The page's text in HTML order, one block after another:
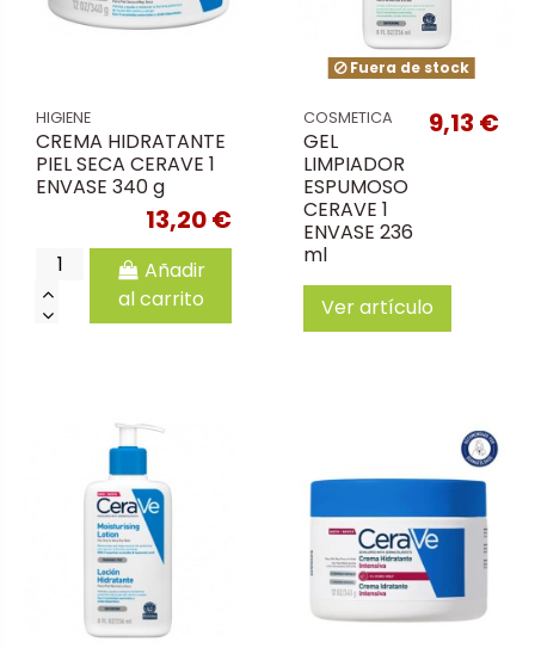
HIGIENE
CREMA HIDRATANTE
PIEL SECA CERAVE 1
ENVASE 340 g
13,20 €
Añadir
al carrito
Fuera de stock
COSMETICA
GEL
LIMPIADOR
ESPUMOSO
CERAVE 1
ENVASE 236
ml
9,13 €
Ver artículo